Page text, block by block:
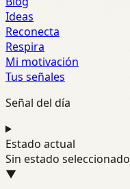
Ideas
Reconecta
Respira
Mi motivación
Tus señales
Señal del día
Estado actual
Sin estado seleccionado
▼